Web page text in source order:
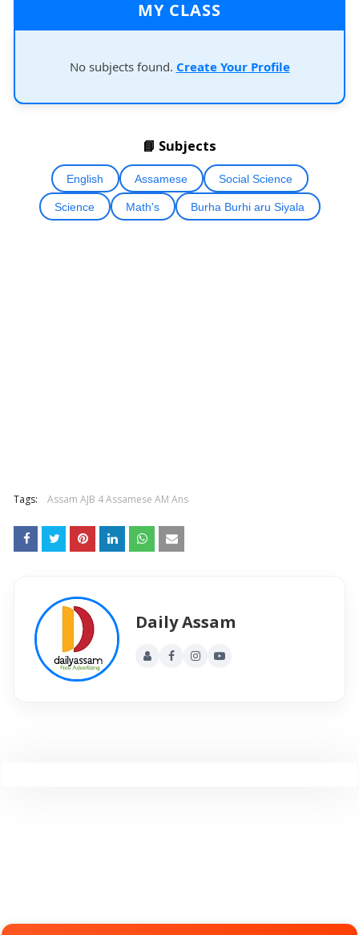
MY CLASS
No subjects found. Create Your Profile
📘 Subjects
English Assamese Social Science
Science Math's Burha Burhi aru Siyala
Tags: Assam AJB 4 Assamese AM Ans
Daily Assam